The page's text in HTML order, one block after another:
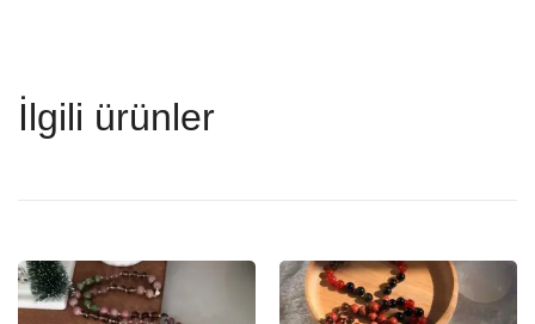
İlgili ürünler